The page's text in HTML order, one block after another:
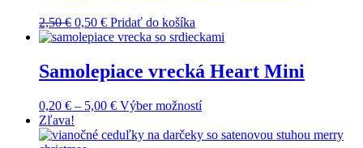
2,50€ 0,50 € Pridať do košíka
Samolepiace vrecká Heart Mini
0,20 € – 5,00 € Výber možností
Zľava!